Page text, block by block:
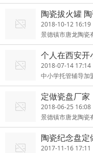
陶瓷拔火罐
2018-10-12 16:19
景德镇市唐龙陶瓷
个人在西安开
2018-07-14 17:14
中小学托管辅导加
定做瓷盘厂家
2018-06-25 16:08
景德镇市唐龙陶瓷
陶瓷纪念盘定
2017-11-16 17:11